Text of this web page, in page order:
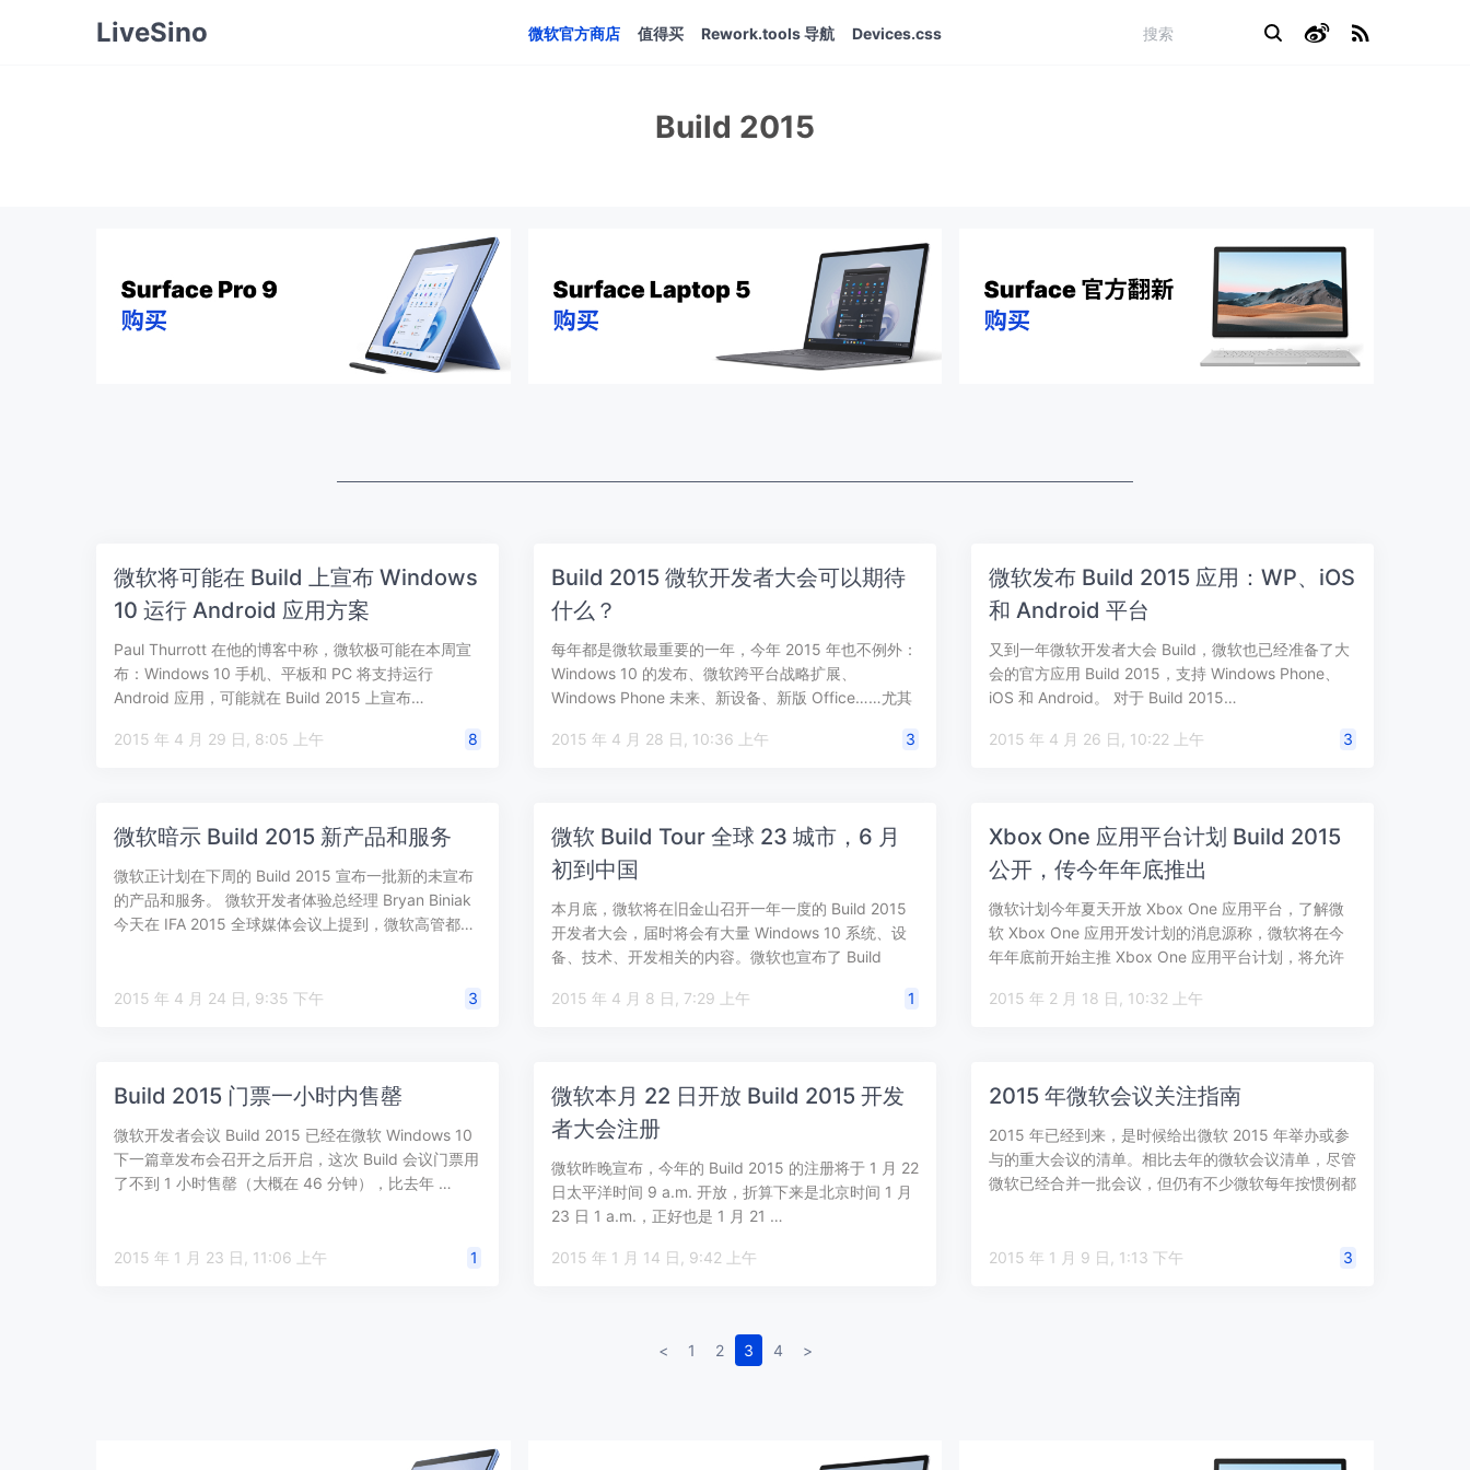
LiveSino 微软官方商店 值得买 Rework.tools 导航 Devices.css
Build 2015
微软将可能在 Build 上宣布 Windows
10 运行 Android 应用方案
Paul Thurrott 在他的博客中称，微软极可能在本周宣
布：Windows 10 手机、平板和 PC 将支持运行
Android 应用，可能就在 Build 2015 上宣布…
2015 年 4 月 29 日, 8:05 上午 8
Build 2015 微软开发者大会可以期待
什么？
每年都是微软最重要的一年，今年 2015 年也不例外：
Windows 10 的发布、微软跨平台战略扩展、
Windows Phone 未来、新设备、新版 Office……尤其
2015 年 4 月 28 日, 10:36 上午
3
微软发布 Build 2015 应用：WP、iOS
和 Android 平台
又到一年微软开发者大会 Build，微软也已经准备了大
会的官方应用 Build 2015，支持 Windows Phone、
iOS 和 Android。 对于 Build 2015…
2015 年 4 月 26 日, 10:22 上午 3
微软暗示 Build 2015 新产品和服务
微软正计划在下周的 Build 2015 宣布一批新的未宣布
的产品和服务。 微软开发者体验总经理 Bryan Biniak
今天在 IFA 2015 全球媒体会议上提到，微软高管都…
2015 年 4 月 24 日, 9:35 下午 3
微软 Build Tour 全球 23 城市，6 月
初到中国
本月底，微软将在旧金山召开一年一度的 Build 2015
开发者大会，届时将会有大量 Windows 10 系统、设
备、技术、开发相关的内容。微软也宣布了 Build
2015 年 4 月 8 日, 7:29 上午
1
Xbox One 应用平台计划 Build 2015
公开，传今年年底推出
微软计划今年夏天开放 Xbox One 应用平台，了解微
软 Xbox One 应用开发计划的消息源称，微软将在今
年年底前开始主推 Xbox One 应用平台计划，将允许
2015 年 2 月 18 日, 10:32 上午
Build 2015 门票一小时内售罄
微软开发者会议 Build 2015 已经在微软 Windows 10
下一篇章发布会召开之后开启，这次 Build 会议门票用
了不到 1 小时售罄（大概在 46 分钟），比去年 …
2015 年 1 月 23 日, 11:06 上午 1
微软本月 22 日开放 Build 2015 开发
者大会注册
微软昨晚宣布，今年的 Build 2015 的注册将于 1 月 22
日太平洋时间 9 a.m. 开放，折算下来是北京时间 1 月
23 日 1 a.m.，正好也是 1 月 21 …
2015 年 1 月 14 日, 9:42 上午
2015 年微软会议关注指南
2015 年已经到来，是时候给出微软 2015 年举办或参
与的重大会议的清单。相比去年的微软会议清单，尽管
微软已经合并一批会议，但仍有不少微软每年按惯例都
2015 年 1 月 9 日, 1:13 下午 3
< 1 2 3 4 >